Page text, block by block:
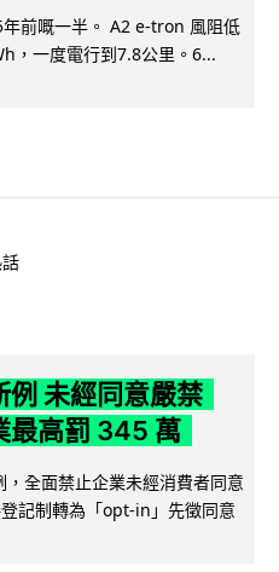
前嘅一半。 A2 e-tron 風阻低
，一度電行到7.8公里。6...
例 未經同意嚴禁
最高罰 345 萬
全面禁止企業未經消費者同意
記制轉為「opt-in」先徵同意